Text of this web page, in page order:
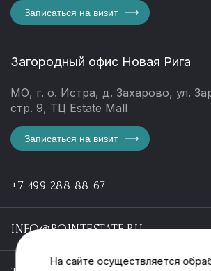
Записаться на визит
Загородный офис Новая Рига
МО, г. о. Истра, д. Захарово, ул.
стр. 9, ТЦ Estate Mall
Записаться на визит
+7 499 288 88 67
INFO@POINTESTATE.RU
На сайте осуществляется